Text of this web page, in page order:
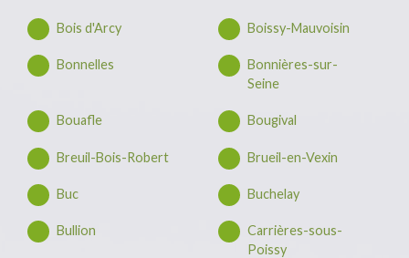
Bois d'Arcy Boissy-Mauvoisin
Bonnelles
Bonnières-sur-
Seine
Bouafle Bougival
Breuil-Bois-Robert Brueil-en-Vexin
Buc Buchelay
Bullion
Carrières-sous-
Poissy